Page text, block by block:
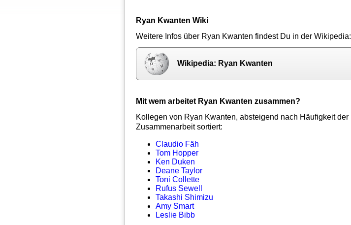
Ryan Kwanten Wiki
Weitere Infos über Ryan Kwanten findest Du in der Wikipedia:
Wikipedia: Ryan Kwanten
Mit wem arbeitet Ryan Kwanten zusammen?
Kollegen von Ryan Kwanten, absteigend nach Häufigkeit der
Zusammenarbeit sortiert:
Claudio Fäh
Tom Hopper
Ken Duken
Deane Taylor
Toni Collette
Rufus Sewell
Takashi Shimizu
Amy Smart
Leslie Bibb